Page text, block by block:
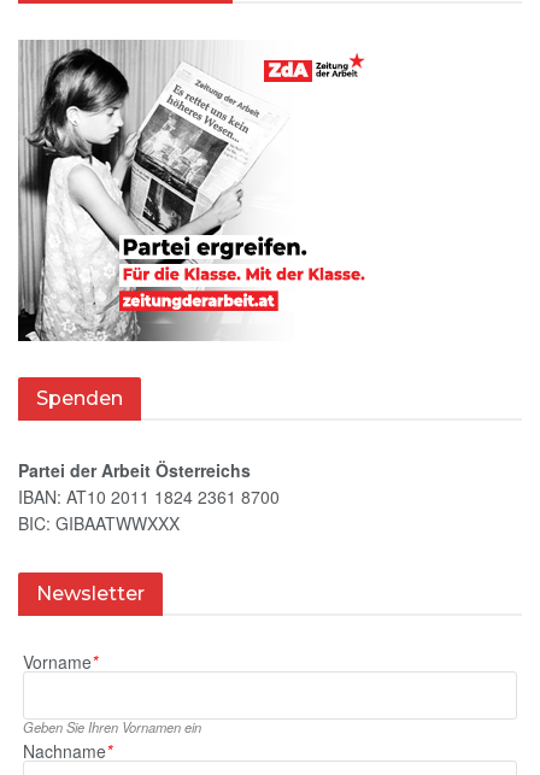
Spenden
Partei der Arbeit Österreichs
IBAN: AT10 2011 1824 2361 8700
BIC: GIBAATWWXXX
Newsletter
Vorname*
Geben Sie Ihren Vornamen ein
Nachname*